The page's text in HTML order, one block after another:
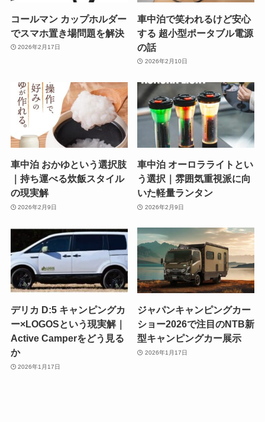
コールマン カップホルダー
でスマホ置き場問題を解決
2026年2月17日
車中泊で笑われるけど安心
する 超小型ポータブル電源
の話
2026年2月10日
車中泊 おかゆという選択肢
｜持ち運べる炊飯スタイル
の現実解
2026年2月9日
車中泊 オーロラライトとい
う選択｜雰囲気重視派に向
いた軽量ランタン
2026年2月9日
デリカ D:5 キャンピングカ
ー×LOGOSという現実解｜
Active Camperをどう見る
か
2026年1月17日
ジャパンキャンピングカー
ショー2026で注目のNTB新
型キャンピングカー展示
2026年1月17日